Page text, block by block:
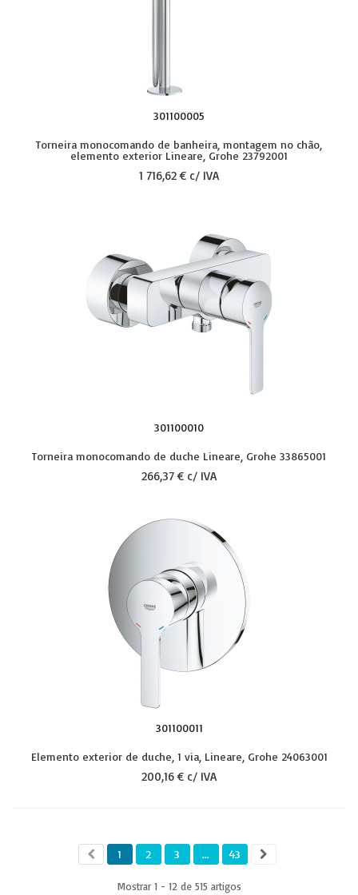
301100005
Torneira monocomando de banheira, montagem no chão,
elemento exterior Lineare, Grohe 23792001
1 716,62 € c/ IVA
301100010
Torneira monocomando de duche Lineare, Grohe 33865001
266,37 € c/ IVA
301100011
Elemento exterior de duche, 1 via, Lineare, Grohe 24063001
200,16 € c/ IVA
1 2 3 ... 43
Mostrar 1 - 12 de 515 artigos